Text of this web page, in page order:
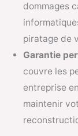
dommages
piratage de
Garantie
couvre les
entreprise
maintenir